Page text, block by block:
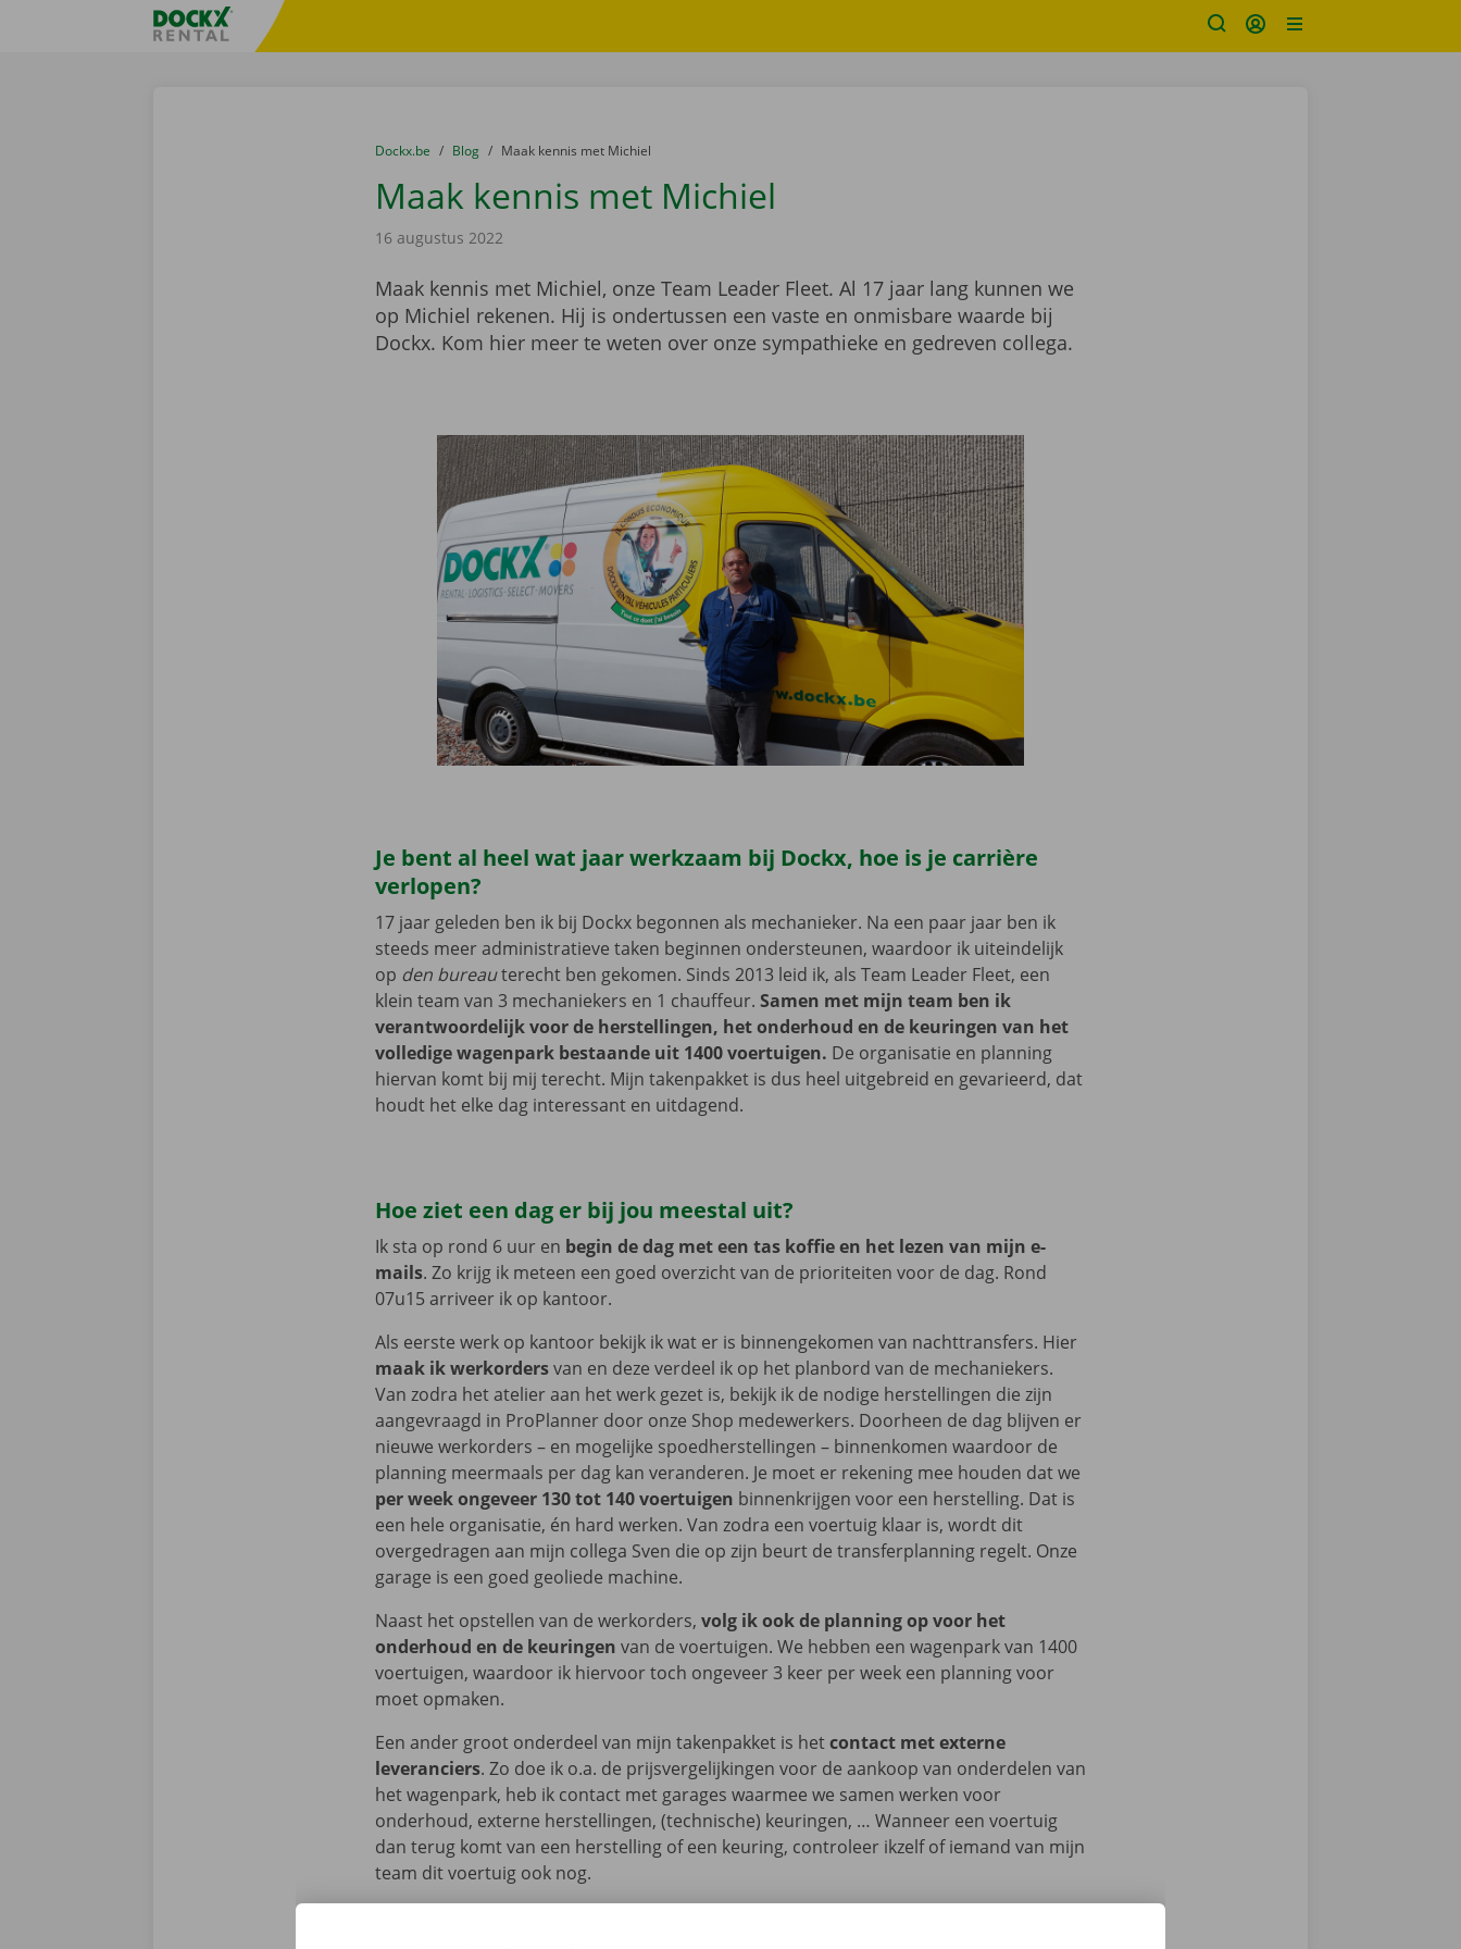
Taalselectie overslaanFratello DEMO
U bevindt zich hier:
van
Dockx.be naar
Blog naar
Maak kennis met Michiel
Maak kennis met Michiel
16 augustus 2022
Maak kennis met Michiel, onze Team Leader Fleet. Al 17 jaar lang kunnen we
op Michiel rekenen. Hij is ondertussen een vaste en onmisbare waarde bij
Dockx. Kom hier meer te weten over onze sympathieke en gedreven collega.
Je bent al heel wat jaar werkzaam bij Dockx, hoe is je carrière
verlopen?
17 jaar geleden ben ik bij Dockx begonnen als mechanieker. Na een paar jaar ben ik
steeds meer administratieve taken beginnen ondersteunen, waardoor ik uiteindelijk
op den bureauterecht ben gekomen. Sinds 2013 leid ik, als Team Leader Fleet, een
klein team van 3 mechaniekers en 1 chauffeur. Samen met mijn team ben ik
verantwoordelijk voor de herstellingen, het onderhoud en de keuringen van het
volledige wagenpark bestaande uit 1400 voertuigen. De organisatie en planning
hiervan komt bij mij terecht. Mijn takenpakket is dus heel uitgebreid en gevarieerd, dat
houdt het elke dag interessant en uitdagend.
Hoe ziet een dag er bij jou meestal uit?
Ik sta op rond 6 uur en begin de dag met een tas koffie en het lezen van mijn e-
mails. Zo krijg ik meteen een goed overzicht van de prioriteiten voor de dag. Rond
07u15 arriveer ik op kantoor.
Als eerste werk op kantoor bekijk ik wat er is binnengekomen van nachttransfers. Hier
maak ik werkordersvan en deze verdeel ik op het planbord van de mechaniekers.
Van zodra het atelier aan het werk gezet is, bekijk ik de nodige herstellingen die zijn
aangevraagd in ProPlanner door onze Shop medewerkers. Doorheen de dag blijven er
nieuwe werkorders – en mogelijke spoedherstellingen – binnenkomen waardoor de
planning meermaals per dag kan veranderen. Je moet er rekening mee houden dat we
per week ongeveer 130 tot 140 voertuigen binnenkrijgen voor een herstelling. Dat is
een hele organisatie, én hard werken. Van zodra een voertuig klaar is, wordt dit
overgedragen aan mijn collega Sven die op zijn beurt de transferplanning regelt. Onze
garage is een goed geoliede machine.
Naast het opstellen van de werkorders, volg ik ook de planning op voor het
onderhoud en de keuringen van de voertuigen. We hebben een wagenpark van 1400
voertuigen, waardoor ik hiervoor toch ongeveer 3 keer per week een planning voor
moet opmaken.
Een ander groot onderdeel van mijn takenpakket is hetcontact met externe
leveranciers. Zo doe ik o.a. de prijsvergelijkingen voor de aankoop van onderdelen van
het wagenpark, heb ik contact met garages waarmee we samen werken voor
onderhoud, externe herstellingen, (technische) keuringen, … Wanneer een voertuig
dan terug komt van een herstelling of een keuring, controleer ikzelf of iemand van mijn
team dit voertuig ook nog.